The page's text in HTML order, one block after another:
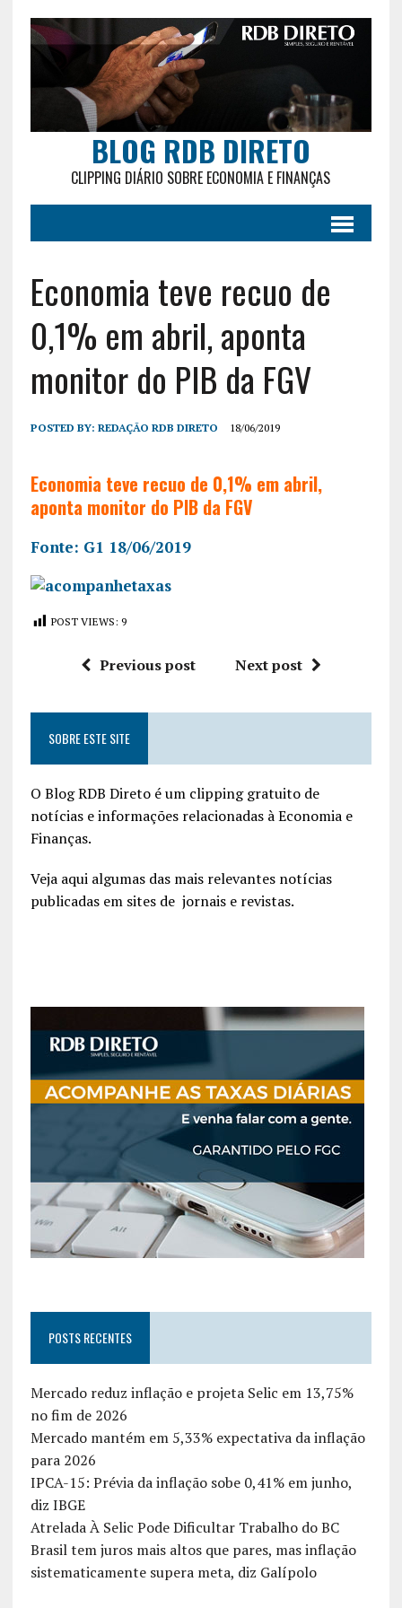
BLOG RDB DIRETO
CLIPPING DIÁRIO SOBRE ECONOMIA E FINANÇAS
Economia teve recuo de
0,1% em abril, aponta
monitor do PIB da FGV
POSTED BY: REDAÇÃO RDB DIRETO 18/06/2019
Economia teve recuo de 0,1% em abril,
aponta monitor do PIB da FGV
Fonte: G1 18/06/2019
POST VIEWS: 9
Previous post Next post
SOBRE ESTE SITE
O Blog RDB Direto é um clipping gratuito de
notícias e informações relacionadas à Economia e
Finanças.
Veja aqui algumas das mais relevantes notícias
publicadas em sites de jornais e revistas.
POSTS RECENTES
Mercado reduz inflação e projeta Selic em 13,75%
no fim de 2026
Mercado mantém em 5,33% expectativa da inflação
para 2026
IPCA-15: Prévia da inflação sobe 0,41% em junho,
diz IBGE
Atrelada À Selic Pode Dificultar Trabalho do BC
Brasil tem juros mais altos que pares, mas inflação
sistematicamente supera meta, diz Galípolo